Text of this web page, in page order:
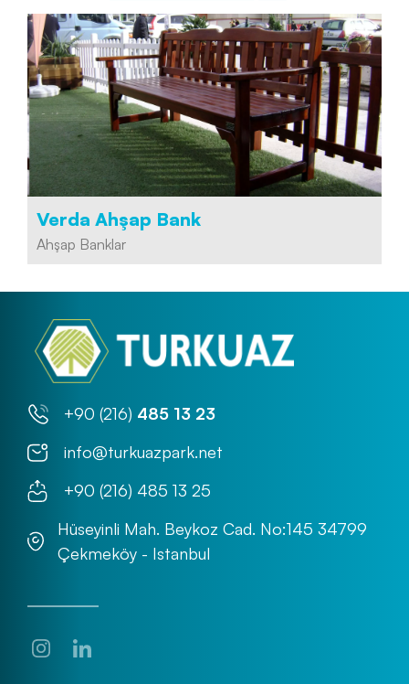
Verda Ahşap Bank
Ahşap Banklar
+90 (216) 485 13 23
info@turkuazpark.net
+90 (216) 485 13 25
Hüseyinli Mah. Beykoz Cad. No:145 34799
Çekmeköy - Istanbul